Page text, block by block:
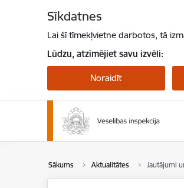
Sīkdatnes
Lai šī tīmekļvietne darbotos, tā
Lūdzu, atzīmējiet savu izvēli:
Noraidīt
Sākums Aktualitātes Jautājumi